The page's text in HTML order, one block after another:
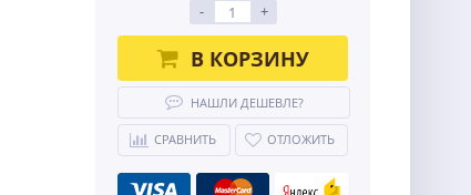
- +
В КОРЗИНУ
НАШЛИ ДЕШЕВЛЕ?
СРАВНИТЬ ОТЛОЖИТЬ